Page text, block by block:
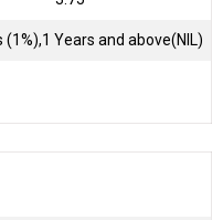
(1%),1 Years and above(NIL)